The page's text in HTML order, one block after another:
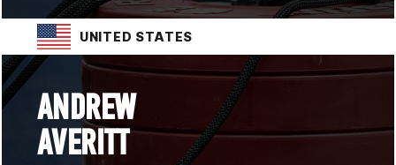
UNITED STATES
ANDREW
AVERITT